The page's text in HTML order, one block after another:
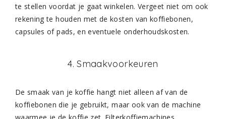
te stellen voordat je gaat winkelen. Vergeet niet om ook
rekening te houden met de kosten van koffiebonen,
capsules of pads, en eventuele onderhoudskosten.
4. Smaakvoorkeuren
De smaak van je koffie hangt niet alleen af van de
koffiebonen die je gebruikt, maar ook van de machine
waarmee je de koffie zet. Filterkoffiemachines